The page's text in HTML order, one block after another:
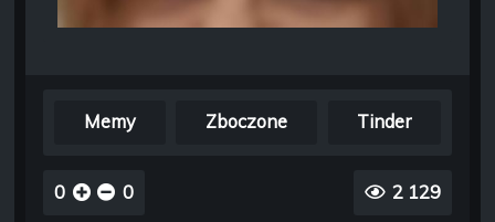
Memy Zboczone Tinder
0 0 2 129